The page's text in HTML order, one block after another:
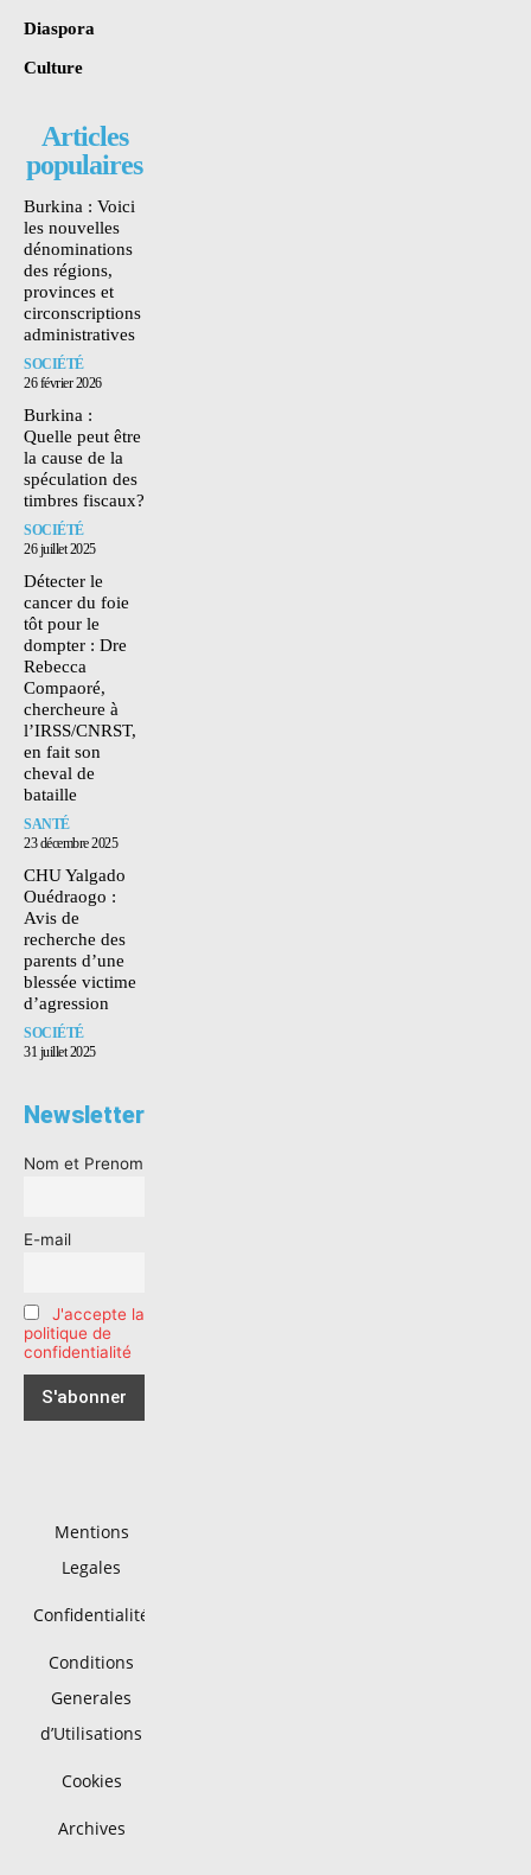
Diaspora
Culture
Articles
populaires
Burkina : Voici
les nouvelles
dénominations
des régions,
provinces et
circonscriptions
administratives
SOCIÉTÉ
26 février 2026
Burkina :
Quelle peut être
la cause de la
spéculation des
timbres fiscaux?
SOCIÉTÉ
26 juillet 2025
Détecter le
cancer du foie
tôt pour le
dompter : Dre
Rebecca
Compaoré,
chercheure à
l’IRSS/CNRST,
en fait son
cheval de
bataille
SANTÉ
23 décembre 2025
CHU Yalgado
Ouédraogo :
Avis de
recherche des
parents d’une
blessée victime
d’agression
SOCIÉTÉ
31 juillet 2025
Newsletter
Nom et Prenom
E-mail
J'accepte la
politique de
confidentialité
Mentions
Legales
Confidentialité
Conditions
Generales
d’Utilisations
Cookies
Archives